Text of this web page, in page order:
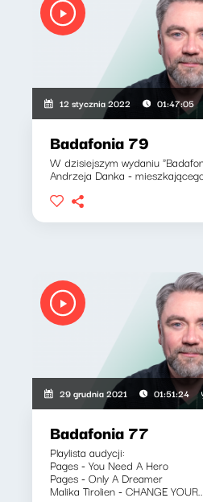
12 stycznia 2022 01:47:05
Badafonia 79
W dzisiejszym wydaniu
Andrzeja Danka -
29 grudnia 2021 01:51:24
Badafonia 77
Playlista audycji:
Pages - You Need A Hero
Pages - Only A Dreamer
Malika Tirolien - CHANGE